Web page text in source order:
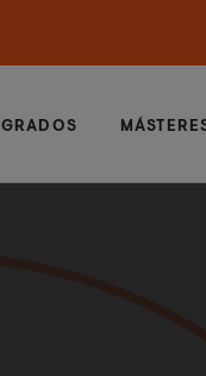
GRADOS